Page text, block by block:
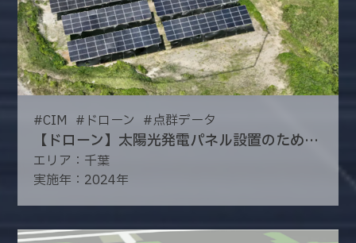
#CIM # ドローン #点群データ
【ドローン】太陽光発電パネル設置のための調査測量
エリア：千葉
実施年：2024年